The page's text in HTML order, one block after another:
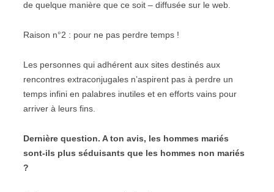
de quelque manière que ce soit – diffusée sur le web.
Raison n°2 : pour ne pas perdre temps !
Les personnes qui adhérent aux sites destinés aux
rencontres extraconjugales n’aspirent pas à perdre un
temps infini en palabres inutiles et en efforts vains pour
arriver à leurs fins.
Dernière question. A ton avis, les hommes mariés
sont-ils plus séduisants que les hommes non mariés
?